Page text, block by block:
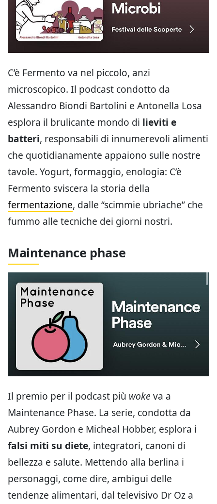
C’è Fermento va nel piccolo, anzi
microscopico. Il podcast condotto da
Alessandro Biondi Bartolini e Antonella Losa
esplora il brulicante mondo di lieviti e
batteri, responsabili di innumerevoli alimenti
che quotidianamente appaiono sulle nostre
tavole. Yogurt, formaggio, enologia: C’è
Fermento sviscera la storia della
fermentazione, dalle “scimmie ubriache” che
fummo alle tecniche dei giorni nostri.
Maintenance phase
Il premio per il podcast più woke va a
Maintenance Phase. La serie, condotta da
Aubrey Gordon e Micheal Hobber, esplora i
falsi miti su diete, integratori, canoni di
bellezza e salute. Mettendo alla berlina i
personaggi, come dire, ambigui delle
tendenze alimentari, dal televisivo Dr Oz a